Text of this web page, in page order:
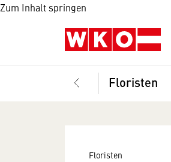
Zum Inhalt springen
Floristen
Floristen